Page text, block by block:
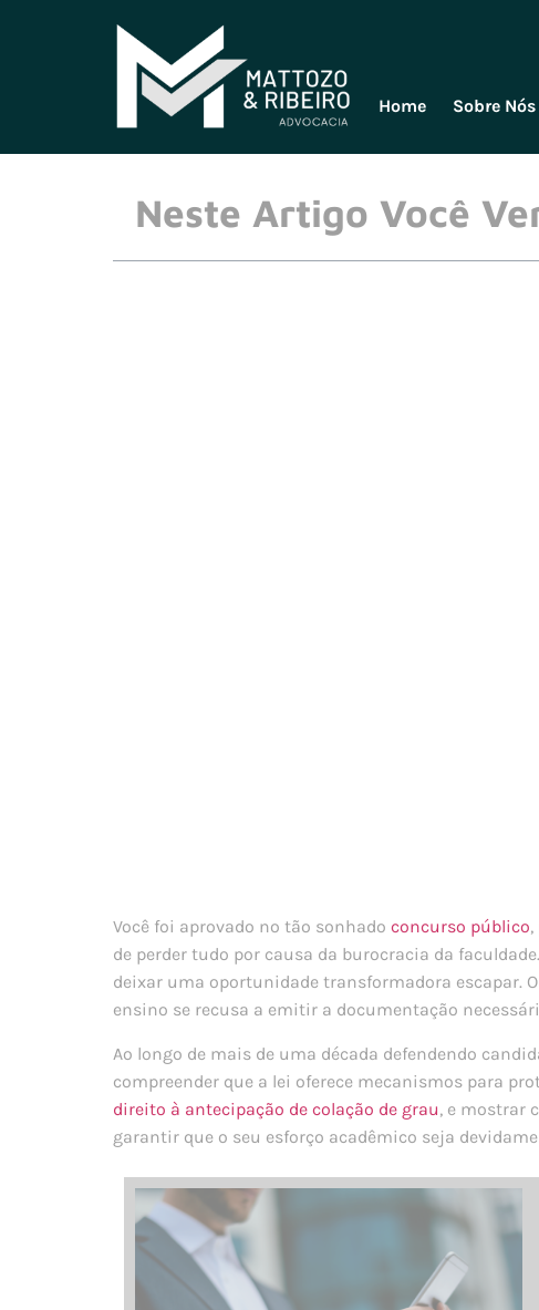
Home Sobre Nós
Neste Artigo Você
Você foi aprovado no tão sonhado concurso público
de perder tudo por causa da burocracia da
deixar uma oportunidade transformadora escapar.
ensino se recusa a emitir a documentação
Ao longo de mais de uma década defendendo
compreender que a lei oferece mecanismos para
direito à antecipação de colação de grau, e mostrar
garantir que o seu esforço acadêmico seja